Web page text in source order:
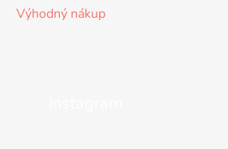
Výhodný nákup